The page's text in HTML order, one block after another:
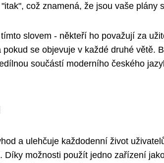
což znamená, že jsou vaše plány
slovem - někteří ho považují za
se objevuje v každé druhé větě.
součástí moderního českého
a ulehčuje každodenní život
Díky možnosti použít jedno zařízení